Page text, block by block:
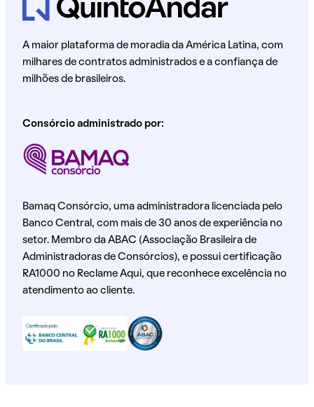
A maior plataforma de moradia da América Latina, com
milhares de contratos administrados e a confiança de
milhões de brasileiros.
Consórcio administrado por:
Bamaq Consórcio, uma administradora licenciada pelo
Banco Central, com mais de 30 anos de experiência no
setor. Membro da ABAC (Associação Brasileira de
Administradoras de Consórcios), e possui certificação
RA1000 no Reclame Aqui, que reconhece excelência no
atendimento ao cliente.